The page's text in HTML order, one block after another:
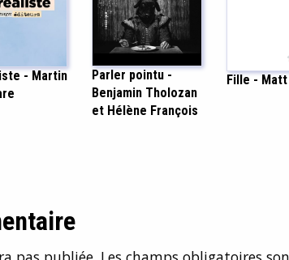
- Martin
Parler pointu -
Benjamin Tholozan
et Hélène François
Fille -